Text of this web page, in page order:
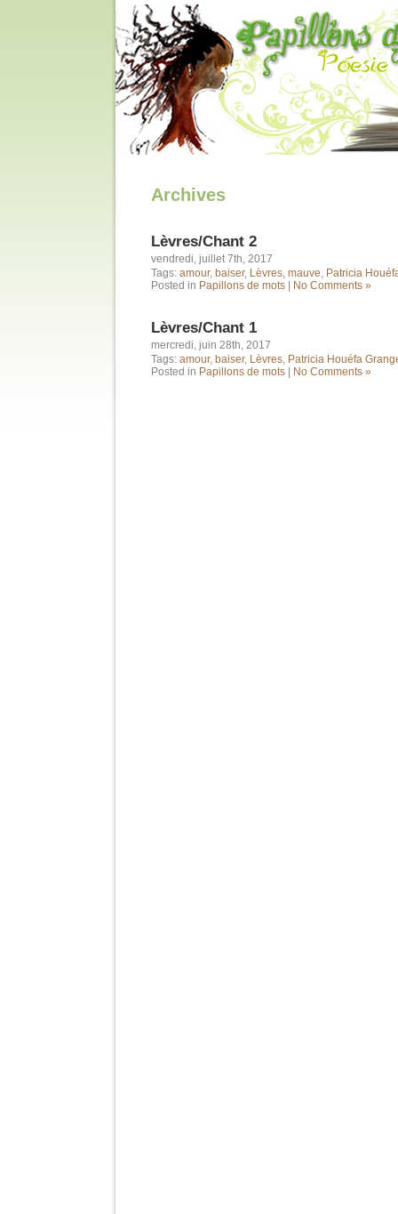
Archives
Lèvres/Chant 2
vendredi, juillet 7th, 2017
Tags: amour, baiser, Lèvres, mauve, Patricia
Posted in Papillons de mots No Comments »
Lèvres/Chant 1
mercredi, juin 28th, 2017
Tags: amour, baiser, Lèvres, Patricia Houéfa
Posted in Papillons de mots No Comments »